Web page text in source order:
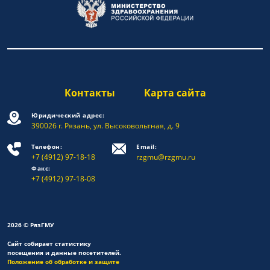
Контакты Карта сайта
Юридический адрес:
390026 г. Рязань, ул. Высоковольтная, д. 9
Телефон:
+7 (4912) 97-18-18
Факс:
+7 (4912) 97-18-08
Email:
rzgmu@rzgmu.ru
2026 © РязГМУ
Сайт собирает статистику
посещения и данные посетителей.
Положение об обработке и защите